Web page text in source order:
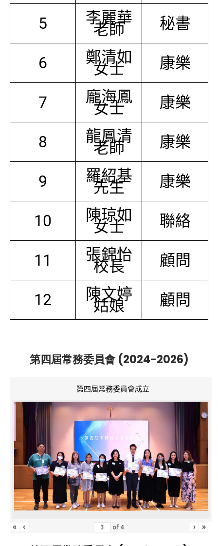
5 李麗華
老師 秘書
6 鄭清如
女士 康樂
7 龐海鳳
女士 康樂
8 龍鳳清
老師 康樂
9 羅紹基
先生 康樂
10 陳琼如
女士 聯絡
11 張錦怡
校長 顧問
12 陳文婷
姑娘 顧問
第四屆常務委員會 (2024-2026)
第四屆常務委員會成立
« ‹ of 4 › »